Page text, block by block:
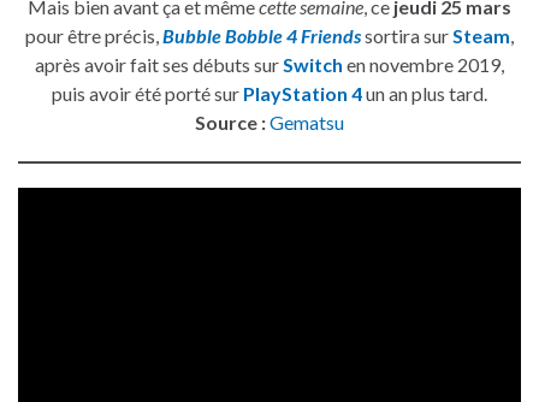
Mais bien avant ça et mêmecette semaine, ce jeudi 25 mars
pour être précis,Bubble Bobble 4 Friendssortira surSteam,
après avoir fait ses débuts surSwitch en novembre 2019,
puis avoir été porté sur PlayStation 4un an plus tard.
Source :Gematsu